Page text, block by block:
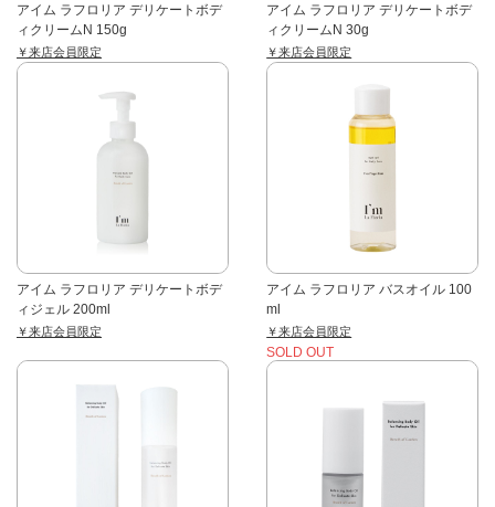
アイム ラフロリア デリケートボデ
ィクリームN 150g
￥来店会員限定
アイム ラフロリア デリケートボデ
ィクリームN 30g
￥来店会員限定
アイム ラフロリア デリケートボデ
ィジェル 200ml
￥来店会員限定
アイム ラフロリア バスオイル 100
ml
￥来店会員限定
SOLD OUT